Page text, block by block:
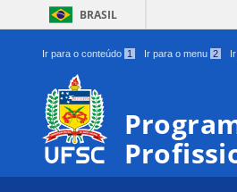
BRASIL
Ir para o conteúdo 1 Ir para o menu 2